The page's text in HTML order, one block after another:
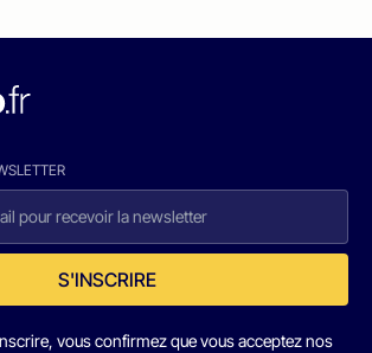
S'INSCRIRE
vous confirmez que vous acceptez nos